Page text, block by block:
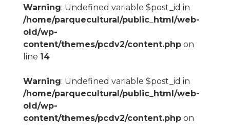
Warning: Undefined variable $post_id in
/home/parquecultural/public_html/web-
old/wp-
content/themes/pcdv2/content.phpon
line 14
Warning: Undefined variable $post_id in
/home/parquecultural/public_html/web-
old/wp-
content/themes/pcdv2/content.phpon